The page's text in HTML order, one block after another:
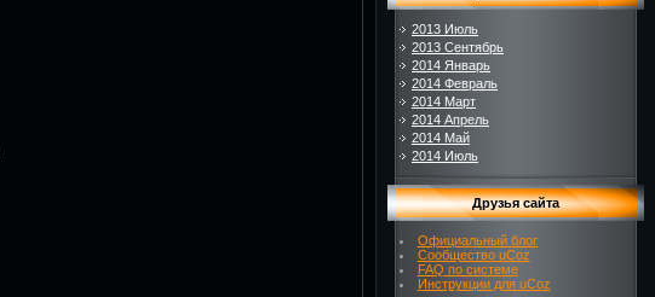
2013 Июль
2013 Сентябрь
2014 Январь
2014 Февраль
2014 Март
2014 Апрель
2014 Май
2014 Июль
Друзья сайта
Официальный блог
Сообщество uCoz
FAQ по системе
Инструкции для uCoz